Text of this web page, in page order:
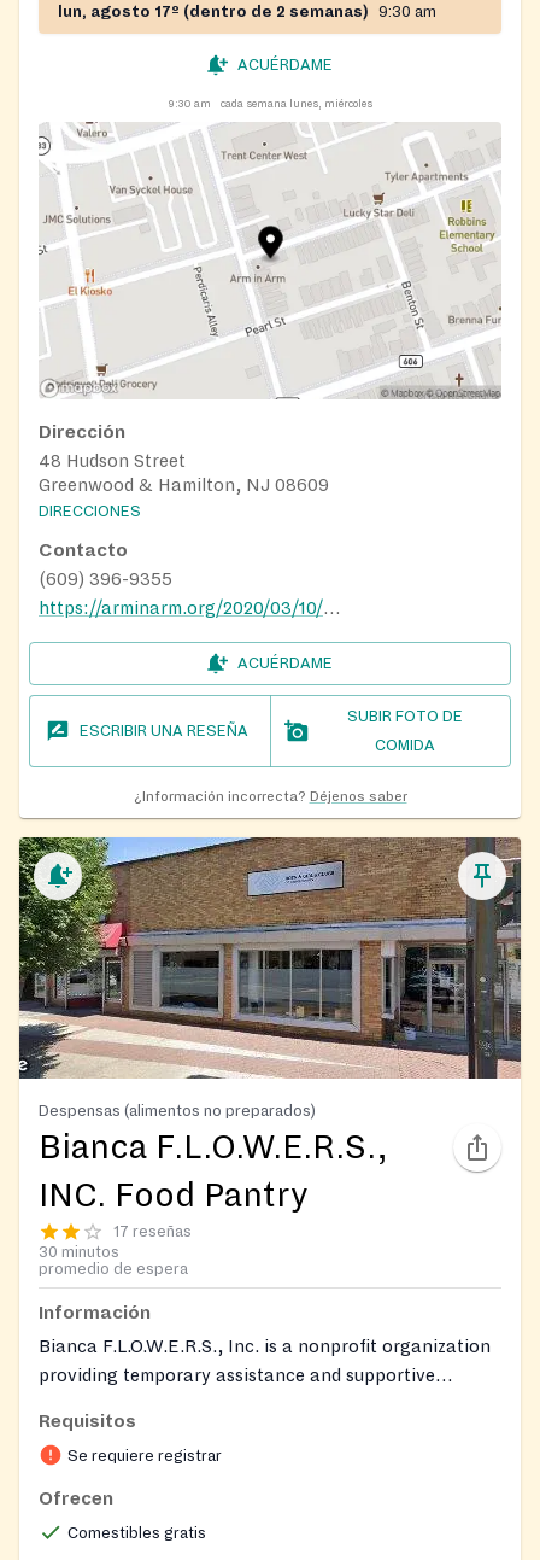
lun, agosto 17º (dentro de 2 semanas) 9:30 am
ACUÉRDAME
9:30 am cada semana lunes, miércoles
Dirección
48 Hudson Street
Greenwood & Hamilton, NJ 08609
DIRECCIONES
Contacto
(609) 396-9355
https://arminarm.org/2020/03/10/coronavirus-service-changes
ACUÉRDAME
ESCRIBIR UNA RESEÑA
SUBIR FOTO DE
COMIDA
¿Información incorrecta? Déjenos saber
Despensas (alimentos no preparados)
Bianca F.L.O.W.E.R.S.,
INC. Food Pantry
17 reseñas
30 minutos
promedio de espera
Información
Bianca F.L.O.W.E.R.S., Inc. is a nonprofit organization
providing temporary assistance and supportive
individuals and families in crisis, with a goal of helping
them become self-sufficient.
Requisitos
Se requiere registrar
Ofrecen
Comestibles gratis